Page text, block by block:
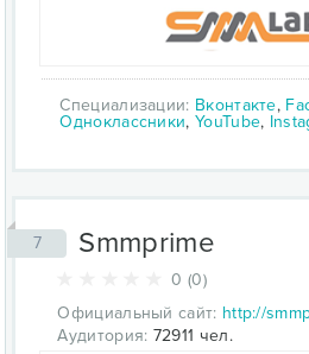
Специализации: Вконтакте,
Одноклассники, YouTube,
7 Smmprime
0 (0)
Официальный сайт: http://
Аудитория: 72911 чел.